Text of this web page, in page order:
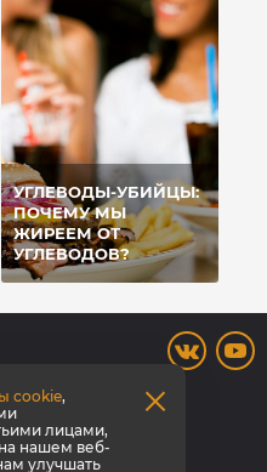
УГЛЕВОДЫ-УБИЙЦЫ:
ПОЧЕМУ МЫ
ЖИРЕЕМ ОТ
УГЛЕВОДОВ?
42-31
звонок
cookie,
лицами,
нашем веб-
улучшать